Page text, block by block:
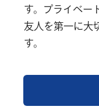
す。プライベー
友人を第一に大
す。